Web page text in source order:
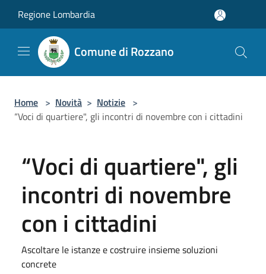
Regione Lombardia
Comune di Rozzano
Home > Novità > Notizie >
“Voci di quartiere", gli incontri di novembre con i cittadini
“Voci di quartiere", gli
incontri di novembre
con i cittadini
Ascoltare le istanze e costruire insieme soluzioni
concrete